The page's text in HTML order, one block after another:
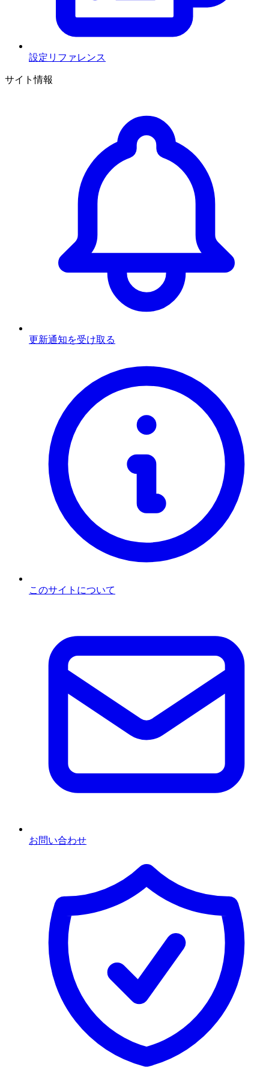
設定リファレンス
サイト情報
更新通知を受け取る
このサイトについて
お問い合わせ